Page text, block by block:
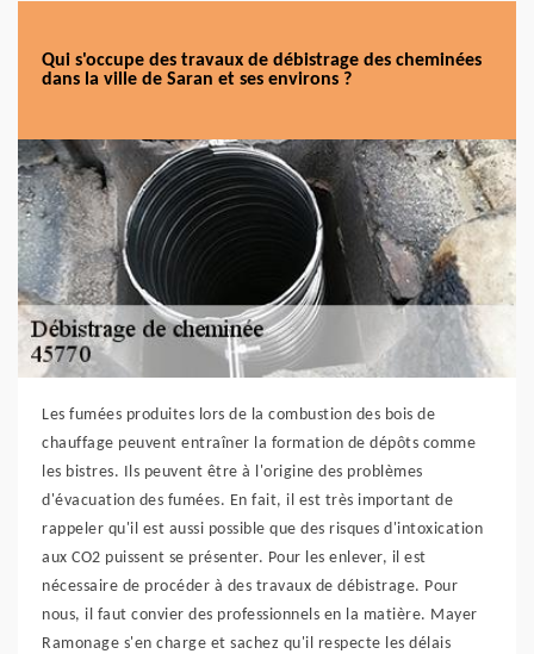
Qui s'occupe des travaux de débistrage des cheminées
dans la ville de Saran et ses environs ?
Les fumées produites lors de la combustion des bois de
chauffage peuvent entraîner la formation de dépôts comme
les bistres. Ils peuvent être à l'origine des problèmes
d'évacuation des fumées. En fait, il est très important de
rappeler qu'il est aussi possible que des risques d'intoxication
aux CO2 puissent se présenter. Pour les enlever, il est
nécessaire de procéder à des travaux de débistrage. Pour
nous, il faut convier des professionnels en la matière. Mayer
Ramonage s'en charge et sachez qu'il respecte les délais